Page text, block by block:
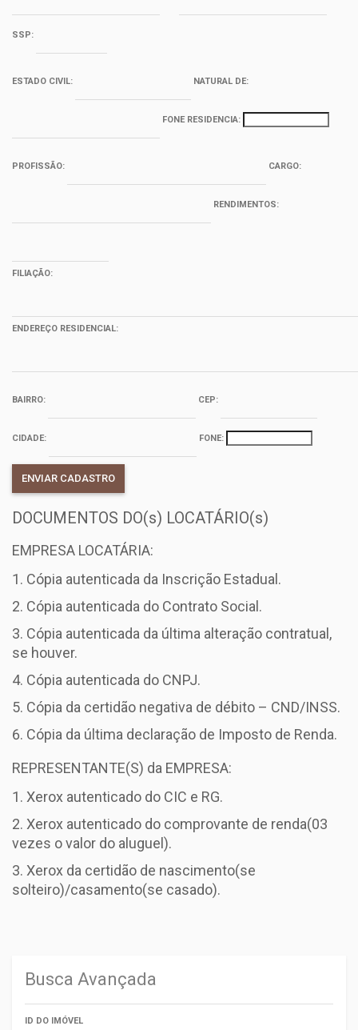
SSP:
ESTADO CIVIL: NATURAL DE:
FONE RESIDENCIA:
PROFISSÃO: CARGO:
RENDIMENTOS:
FILIAÇÃO:
ENDEREÇO RESIDENCIAL:
BAIRRO: CEP:
CIDADE: FONE:
DOCUMENTOS DO(s) LOCATÁRIO(s)
EMPRESA LOCATÁRIA:
Cópia autenticada da Inscrição Estadual.
Cópia autenticada do Contrato Social.
Cópia autenticada da última alteração contratual,
se houver.
Cópia autenticada do CNPJ.
Cópia da certidão negativa de débito – CND/INSS.
Cópia da última declaração de Imposto de Renda.
REPRESENTANTE(S) da EMPRESA:
Xerox autenticado do CIC e RG.
Xerox autenticado do comprovante de renda(03
vezes o valor do aluguel).
Xerox da certidão de nascimento(se
solteiro)/casamento(se casado).
Busca Avançada
ID DO IMÓVEL